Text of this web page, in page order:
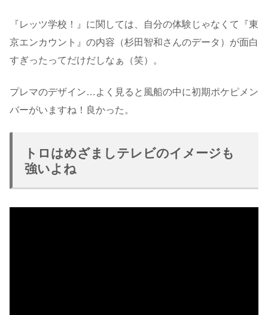
『レッツ学校！』に関しては、自分の体験じゃなくて『東
京エンカウント』の内容（杉田智和さんのデータ）が面白
すぎったってだけだしなぁ（笑）。
プレマのデザイン…よく見ると風船の中に初期ポケピメン
バーがいますね！良かった。
トロはめざましテレビのイメージも
強いよね